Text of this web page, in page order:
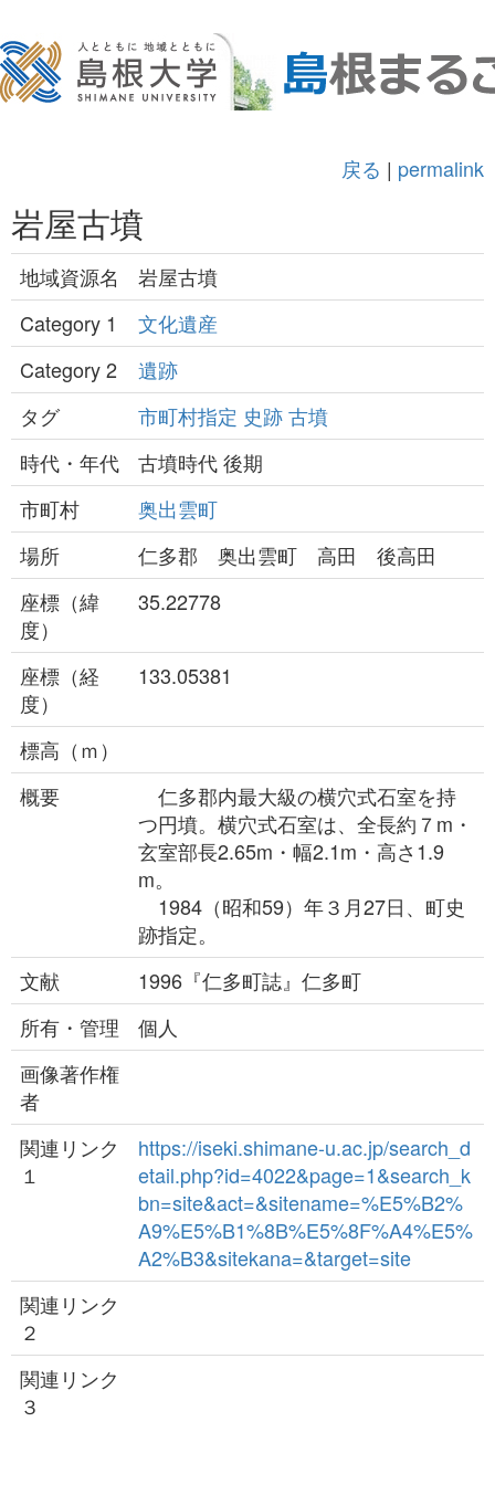
戻る | permalink
岩屋古墳
地域資源名
岩屋古墳
Category 1
文化遺産
Category 2
遺跡
タグ
市町村指定 史跡古墳
時代・年代
古墳時代 後期
市町村
奥出雲町
場所
仁多郡 奥出雲町 高田 後高田
座標（緯
度）
35.22778
座標（経
度）
133.05381
標高（ｍ）
概要
仁多郡内最大級の横穴式石室を持
つ円墳。横穴式石室は、全長約７m・
玄室部長2.65m・幅2.1m・高さ1.9
m。
1984（昭和59）年３月27日、町史
跡指定。
文献
1996『仁多町誌』仁多町
所有・管理
個人
画像著作権
者
関連リンク
１
https://iseki.shimane-u.ac.jp/search_d
etail.php?id=4022&page=1&search_k
bn=site&act=&sitename=%E5%B2%
A9%E5%B1%8B%E5%8F%A4%E5%
A2%B3&sitekana=&target=site
関連リンク
２
関連リンク
３